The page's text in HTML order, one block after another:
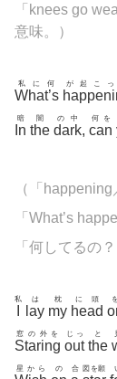
「knees go
意味。）
What’s
私に何 が起こっ
In
暗
the
闇
dark
の中
, can
何を
（「 happening
「What’s
「何してるの
私
lay
は
my
枕
head
に頭 を
Staring
窓の外を
out
じっ
the
と
星から の 合 図を願